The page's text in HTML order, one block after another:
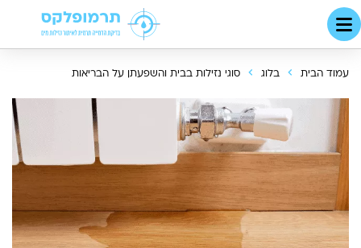
עמוד הבית בלוג סוגי נזילות בבית והשפעתן על הבריאות